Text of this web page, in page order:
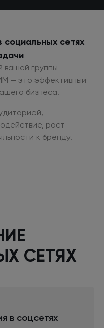
социальных сетях
вашей группы
— это эффективный
бизнеса.
рост
к бренду.
СЕТЯХ
в соцсетях